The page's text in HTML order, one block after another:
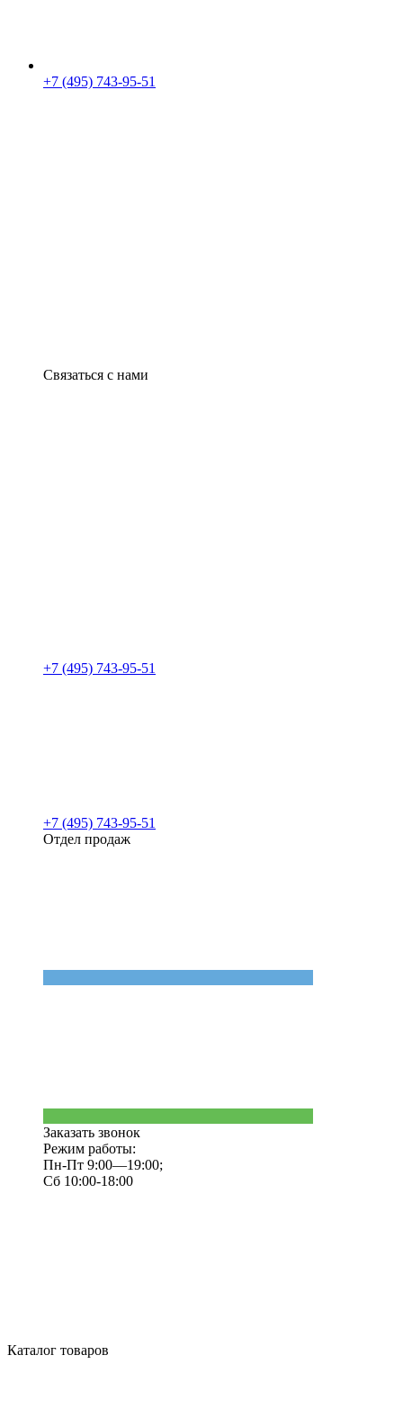
+7 (495) 743-95-51
Связаться с нами
+7 (495) 743-95-51
+7 (495) 743-95-51
Отдел продаж
Заказать звонок
Режим работы:
Пн-Пт 9:00—19:00;
Сб 10:00-18:00
Каталог товаров